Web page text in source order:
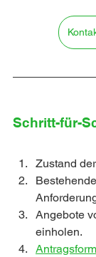
Schritt-für-
Zustand
Angebote
einholen.